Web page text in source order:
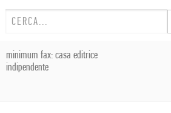
minimum fax: casa editrice
indipendente